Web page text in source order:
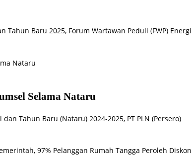
Baru 2025, Forum Wartawan Peduli (FWP) Energi
Selama Nataru
Tahun Baru (Nataru) 2024-2025, PT PLN (Persero)